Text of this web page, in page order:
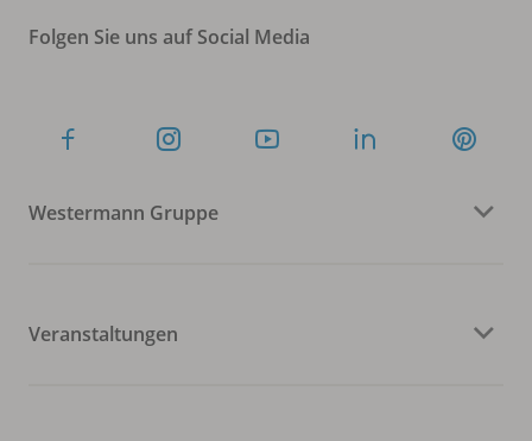
Folgen Sie uns auf Social Media
Westermann Gruppe
Veranstaltungen